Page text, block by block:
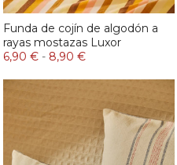
Funda de cojín de algodón a
rayas mostazas Luxor
6,90 € - 8,90 €